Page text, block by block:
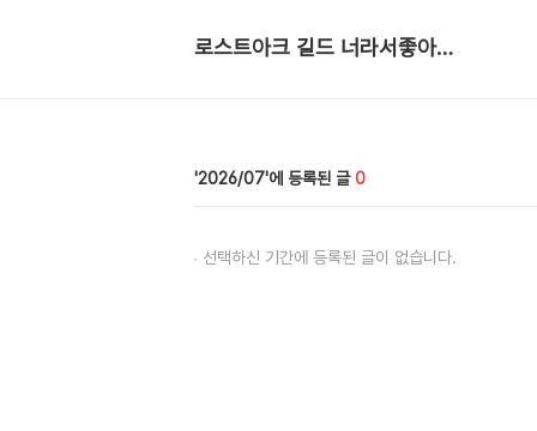
로스트아크 길드 너라서좋아해 커뮤니티
2026/07 0
선택하신 기간에 등록된 글이 없습니다.